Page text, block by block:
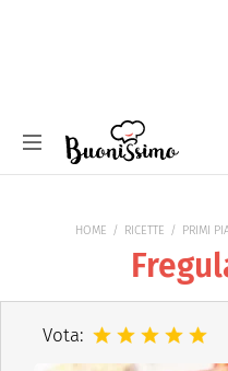
HOME RICETTE PRIMI
Vota: